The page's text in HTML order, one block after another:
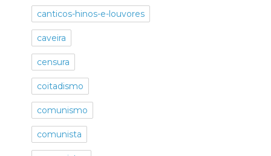
canticos-hinos-e-louvores
caveira
censura
coitadismo
comunismo
comunista